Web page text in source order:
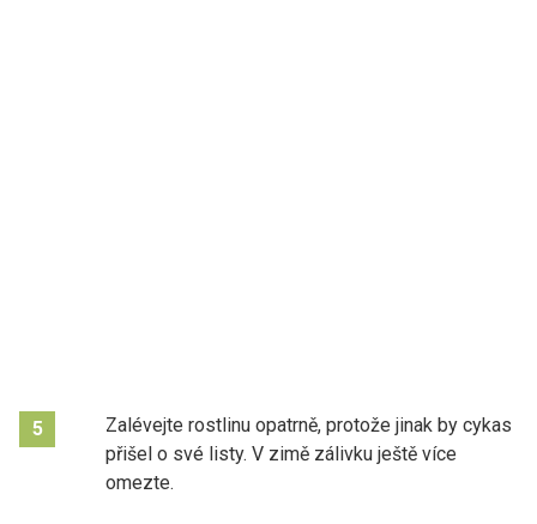
5
Zalévejte rostlinu opatrně, protože jinak by cykas
přišel o své listy. V zimě zálivku ještě více
omezte.